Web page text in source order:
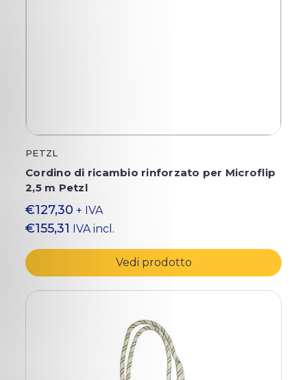
PETZL
Cordino di ricambio rinforzato per Microflip
2,5 m Petzl
€127,30 + IVA
€155,31 IVA incl.
Vedi prodotto